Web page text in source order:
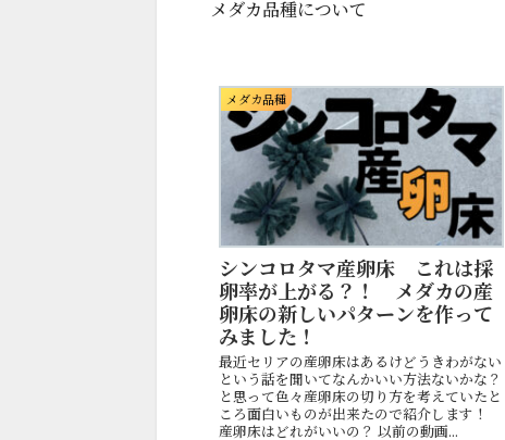
メダカ品種について
メダカ品種
シンコロタマ産卵床 これは採
卵率が上がる？！ メダカの産
卵床の新しいパターンを作って
みました！
最近セリアの産卵床はあるけどうきわがない
という話を聞いてなんかいい方法ないかな？
と思って色々産卵床の切り方を考えていたと
ころ面白いものが出来たので紹介します！
産卵床はどれがいいの？ 以前の動画...